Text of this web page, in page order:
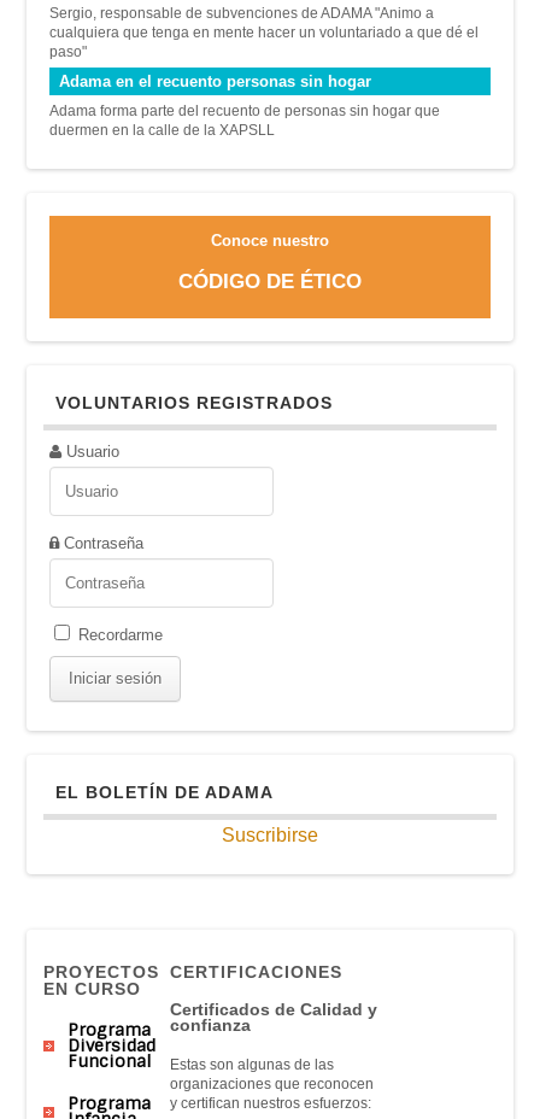
Sergio, responsable de subvenciones de ADAMA "Animo a
cualquiera que tenga en mente hacer un voluntariado a que dé el
paso"
Adama en el recuento personas sin hogar
Adama forma parte del recuento de personas sin hogar que
duermen en la calle de la XAPSLL
Conoce nuestro
CÓDIGO DE ÉTICO
VOLUNTARIOS REGISTRADOS
Usuario
Contraseña
Recordarme
EL BOLETÍN DE ADAMA
Suscribirse
PROYECTOS
EN CURSO
Programa
Diversidad
Funcional
Programa
CERTIFICACIONES
Certificados de Calidad y
confianza
Estas son algunas de las
organizaciones que reconocen
y certifican nuestros esfuerzos: